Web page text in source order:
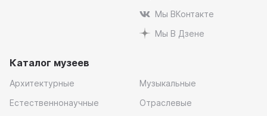
Мы ВКонтакте
Мы В Дзене
Каталог музеев
Архитектурные
Естественнонаучные
Музыкальные
Отраслевые